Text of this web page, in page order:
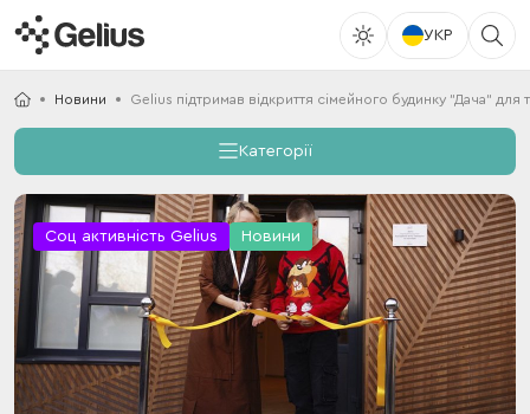
УКР
Новини Gelius підтримав відкриття сімейного будинку "Дача" для
Категорії
Соц активність Gelius Новини